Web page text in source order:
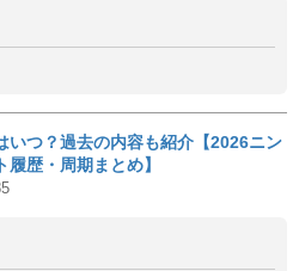
いつ？過去の内容も紹介【2026ニン
歴・周期まとめ】